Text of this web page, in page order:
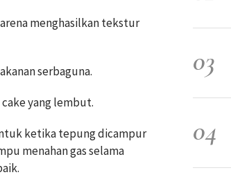
menghasilkan tekstur
serbaguna.
yang lembut.
ketika tepung dicampur
menahan gas selama
03
04